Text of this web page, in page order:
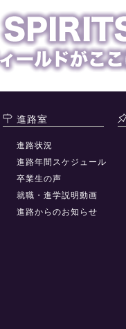
進路室
進路状況
進路年間スケジュール
卒業生の声
就職・進学説明動画
進路からのお知らせ